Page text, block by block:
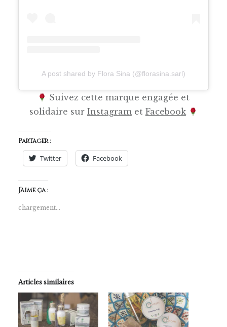
A post shared by Flora Sina (@florasina.sarl)
Suivez cette marque engagée et
solidaire sur Instagram et Facebook
Partager :
Twitter Facebook
J’aime ça :
chargement…
Articles similaires